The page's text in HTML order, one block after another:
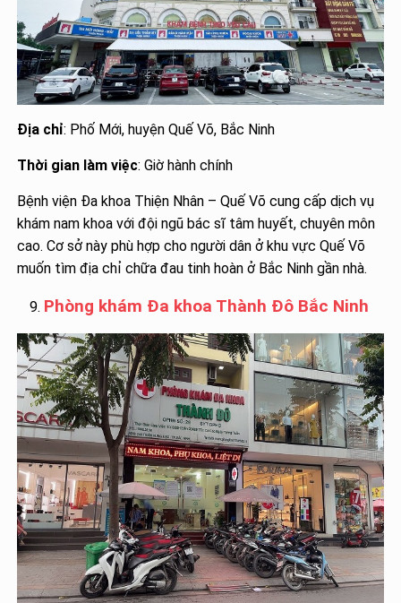
Địa chỉ: Phố Mới, huyện Quế Võ, Bắc Ninh
Thời gian làm việc: Giờ hành chính
Bệnh viện Đa khoa Thiện Nhân – Quế Võ cung cấp dịch vụ
khám nam khoa với đội ngũ bác sĩ tâm huyết, chuyên môn
cao. Cơ sở này phù hợp cho người dân ở khu vực Quế Võ
muốn tìm địa chỉ chữa đau tinh hoàn ở Bắc Ninh gần nhà.
Phòng khám Đa khoa Thành Đô Bắc Ninh